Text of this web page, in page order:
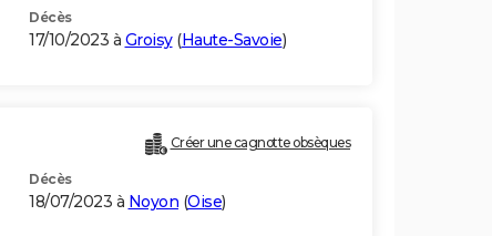
Décès
17/10/2023 à Groisy(Haute-Savoie)
Créer une cagnotte obsèques
Décès
18/07/2023 à Noyon (Oise)